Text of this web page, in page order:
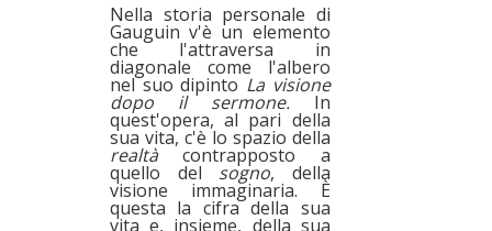
Nella storia personale di
Gauguin v'è un elemento
che l'attraversa in
diagonale come l'albero
nel suo dipinto La visione
dopo il sermone.In
quest'opera, al pari della
sua vita, c'è lo spazio della
realtàcontrapposto a
quello del sogno, della
visione immaginaria. È
questa la cifra della sua
vita e, insieme, della sua